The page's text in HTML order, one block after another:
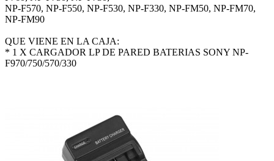
NP-F570, NP-F550, NP-F530, NP-F330, NP-FM50, NP-FM70,
NP-FM90
QUE VIENE EN LA CAJA:
* 1 X CARGADOR LP DE PARED BATERIAS SONY NP-
F970/750/570/330